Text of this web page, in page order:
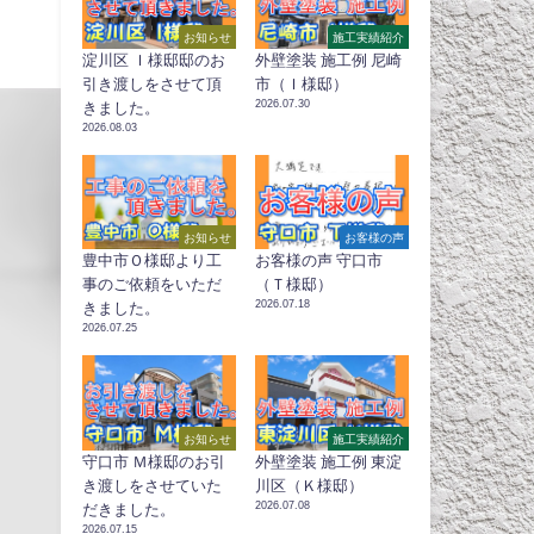
お知らせ
淀川区 Ｉ様邸邸のお
引き渡しをさせて頂
きました。
2026.08.03
施工実績紹介
外壁塗装 施工例 尼崎
市（Ｉ様邸）
2026.07.30
お知らせ
豊中市Ｏ様邸より工
事のご依頼をいただ
きました。
2026.07.25
お客様の声
お客様の声 守口市
（Ｔ様邸）
2026.07.18
お知らせ
守口市 Ｍ様邸のお引
き渡しをさせていた
だきました。
2026.07.15
施工実績紹介
外壁塗装 施工例 東淀
川区（Ｋ様邸）
2026.07.08